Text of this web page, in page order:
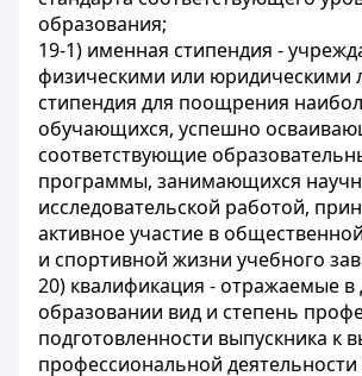
образования;
19-1) именная стипендия -
физическими или юридическими
стипендия для поощрения
обучающихся, успешно
соответствующие
программы, занимающихся
исследовательской работой,
активное участие в
и спортивной жизни учебного
20) квалификация - отражаемые в
образовании вид и степень
подготовленности выпускника к
профессиональной деятельности